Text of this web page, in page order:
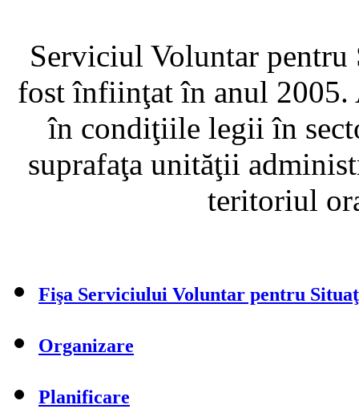
Serviciul Voluntar pentru
fost înfiinţat în anul 2005.
în condiţiile legii în
suprafaţa unităţii
teritoriul
Fişa Serviciului Voluntar pentru
Organizare
Planificare